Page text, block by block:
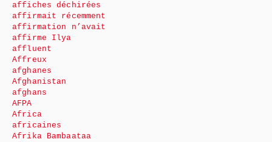
affiches déchirées
affirmait récemment
affirmation n’avait
affirme Ilya
affluent
Affreux
afghanes
Afghanistan
afghans
AFPA
Africa
africaines
Afrika Bambaataa